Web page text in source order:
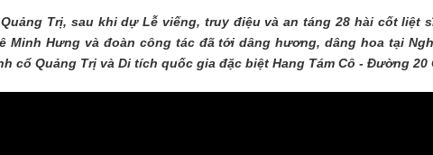
NGÀY
VŨ TRANG
15/10/2020)
THÀNH PHỐ HUẾ
Trị, sau khi dự Lễ viếng, truy điệu và an táng 28 hài cốt liệt
Minh Hưng và đoàn công tác đã tới dâng hương, dâng hoa tại
cổ Quảng Trị và Di tích quốc gia đặc biệt Hang Tám Cô - Đường 20